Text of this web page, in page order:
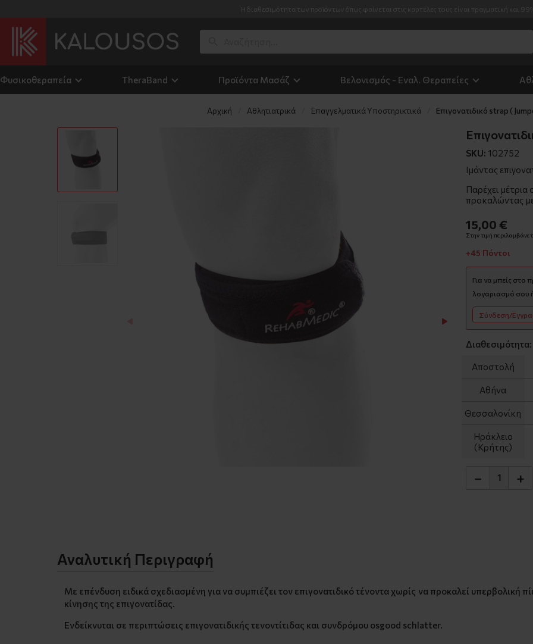
Η διαθεσιμότητα των προϊόντων όπως φαίνεται στις καρτέλες τους είναι πραγματική και
Φυσικοθεραπεία TheraΒand Προϊόντα Μασάζ Βελονισμός - Εναλ. Θεραπείες
Αρχική Αθλητιατρικά Επαγγελματικά Υποστηρικτικά Επιγονατιδικό strap (
SKU: 102752
Ιμάντας
Παρέχει μέτρια
προκαλώντας
15,00 €
Στην τιμή
+45 Πόντοι
Για να μπείς στο
λογαριασμό σου
Σύνδεση/
Διαθεσιμότητα:
Αποστολή
Αθήνα
Θεσσαλονίκη
Ηράκλειο
(Κρήτης)
− +
Αναλυτική Περιγραφή
Με επένδυση ειδικά σχεδιασμένη για να συμπιέζει τον επιγονατιδικό τένοντα χωρίς να προκαλεί υπερβολική
κίνησης της επιγονατίδας.
Ενδείκνυται σε περιπτώσεις επιγονατιδικής τενοντίτιδας και συνδρόμου osgood schlatter.